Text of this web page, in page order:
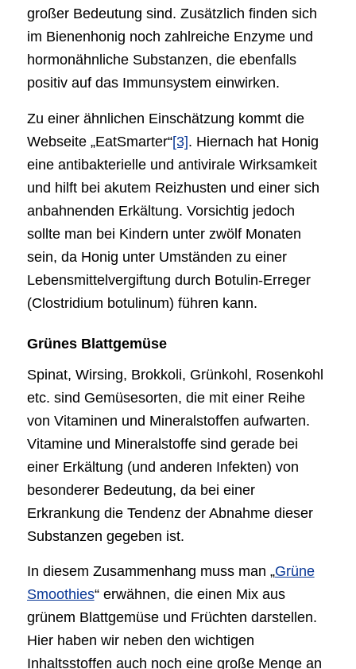
großer Bedeutung sind. Zusätzlich finden sich
im Bienenhonig noch zahlreiche Enzyme und
hormonähnliche Substanzen, die ebenfalls
positiv auf das Immunsystem einwirken.
Zu einer ähnlichen Einschätzung kommt die
Webseite „EatSmarter“[3]. Hiernach hat Honig
eine antibakterielle und antivirale Wirksamkeit
und hilft bei akutem Reizhusten und einer sich
anbahnenden Erkältung. Vorsichtig jedoch
sollte man bei Kindern unter zwölf Monaten
sein, da Honig unter Umständen zu einer
Lebensmittelvergiftung durch Botulin-Erreger
(Clostridium botulinum) führen kann.
Grünes Blattgemüse
Spinat, Wirsing, Brokkoli, Grünkohl, Rosenkohl
etc. sind Gemüsesorten, die mit einer Reihe
von Vitaminen und Mineralstoffen aufwarten.
Vitamine und Mineralstoffe sind gerade bei
einer Erkältung (und anderen Infekten) von
besonderer Bedeutung, da bei einer
Erkrankung die Tendenz der Abnahme dieser
Substanzen gegeben ist.
In diesem Zusammenhang muss man „Grüne
Smoothies“ erwähnen, die einen Mix aus
grünem Blattgemüse und Früchten darstellen.
Hier haben wir neben den wichtigen
Inhaltsstoffen auch noch eine große Menge an